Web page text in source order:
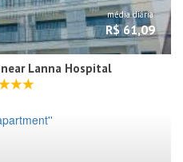
média diária
R$ 61,09
Lanna Hospital